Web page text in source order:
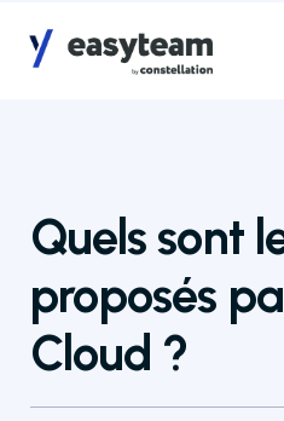
Quels sont
proposés
Cloud ?